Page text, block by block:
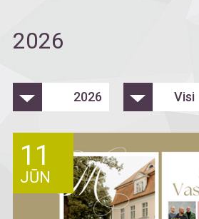
2026
2026 Visi
11
JŪN